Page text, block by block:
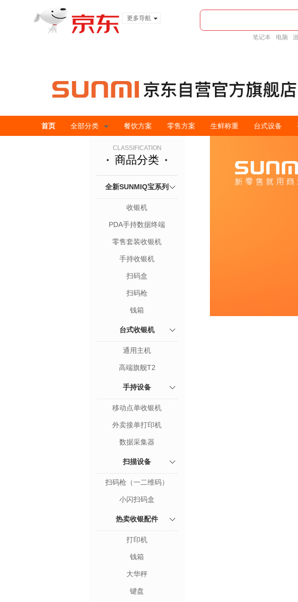
更多导航
笔记本 电脑
首页 全部分类 餐饮方案 零售方案 生鲜称重 台式设备
CLASSIFICATION
商品分类
全新SUNMIQ宝系列
收银机
PDA手持数据终端
零售套装收银机
手持收银机
扫码盒
扫码枪
钱箱
台式收银机
通用主机
高端旗舰T2
手持设备
移动点单收银机
外卖接单打印机
数据采集器
扫描设备
扫码枪（一二维码）
小闪扫码盒
热卖收银配件
打印机
钱箱
大华秤
键盘